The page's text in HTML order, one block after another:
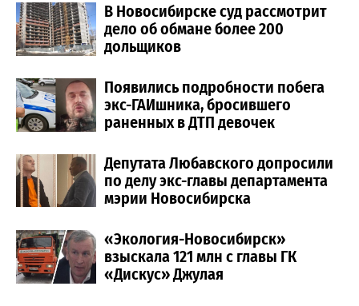
В Новосибирске суд рассмотрит
дело об обмане более 200
дольщиков
Появились подробности побега
экс-ГАИшника, бросившего
раненных в ДТП девочек
Депутата Любавского допросили
по делу экс-главы департамента
мэрии Новосибирска
«Экология-Новосибирск»
взыскала 121 млн с главы ГК
«Дискус» Джулая